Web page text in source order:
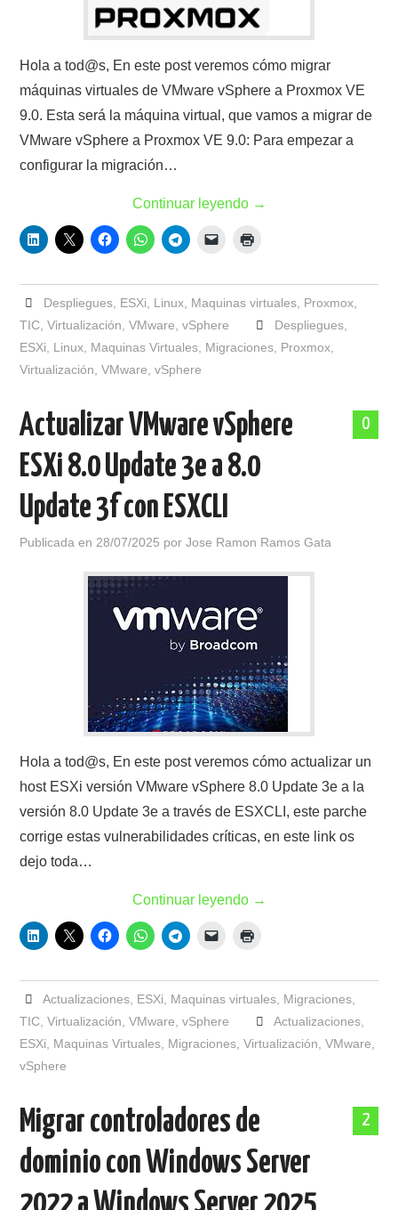
Hola a tod@s, En este post veremos cómo migrar
máquinas virtuales de VMware vSphere a Proxmox VE
9.0. Esta será la máquina virtual, que vamos a migrar de
VMware vSphere a Proxmox VE 9.0: Para empezar a
configurar la migración…
Continuar leyendo →
Despliegues, ESXi Linux, Maquinas virtuales, Proxmox,
TIC ,Virtualización ,VMware ,vSphere Despliegues,
ESXi
Linux Maquinas Virtuales Migraciones Proxmox
Virtualización ,VMware ,vSphere
0
Actualizar VMware vSphere
ESXi 8.0 Update 3e a 8.0
Update 3f con ESXCLI
Publicada en 28/07/2025 porJose Ramon Ramos Gata
Hola a tod@s, En este post veremos cómo actualizar un
host ESXi versión VMware vSphere 8.0 Update 3e a la
versión 8.0 Update 3e a través de ESXCLI, este parche
corrige estas vulnerabilidades críticas, en este link os
dejo toda…
Continuar leyendo →
Actualizaciones, ESXi Maquinas virtuales, Migraciones,
TIC ,Virtualización ,VMware ,vSphere Actualizaciones,
ESXi
Maquinas Virtuales Migraciones ,Virtualización ,VMware
vSphere
2
Migrar controladores de
dominio con Windows Server